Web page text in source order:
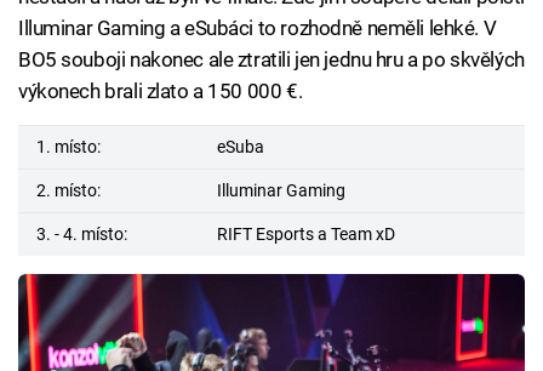
Illuminar Gaming a eSubáci to rozhodně neměli lehké. V
BO5 souboji nakonec ale ztratili jen jednu hru a po skvělých
výkonech brali zlato a 150 000 €.
1. místo: eSuba
2. místo: Illuminar Gaming
3. - 4. místo: RIFT Esports a Team xD